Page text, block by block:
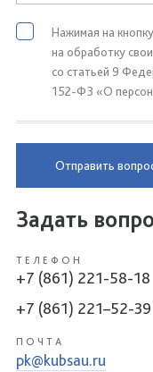
Нажимая на
на обработку
со статьей 9
152-ФЗ «О
Отправить
Задать
ТЕЛЕФОН
+7 (861) 221-58-18
+7 (861) 221–52-39
ПОЧТА
pk@kubsau.ru